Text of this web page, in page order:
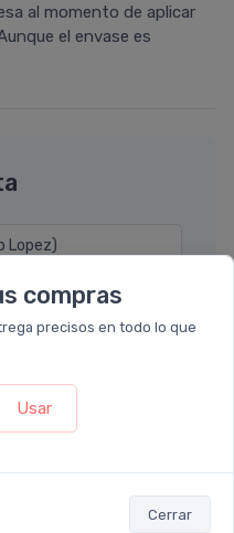
compras
precisos en todo lo que
Usar
Cerrar
al momento de aplicar
el envase es
Lopez)